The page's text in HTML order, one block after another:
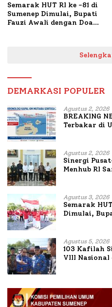
Semarak HUT RI ke -81 di
Sumenep Dimulai, Bupati
Fauzi Awali dengan Doa
DEMARKASI POPULER
Agustus 2, 2026
BREAKING
Terbakar di
Agustus 2, 2026
Sinergi
Menhub RI
Agustus 3, 2026
Semarak
Dimulai,
Agustus 5, 2026
103 Kafilah
VIII Nasional